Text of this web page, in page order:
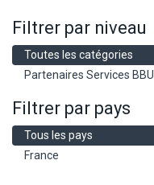
Filtrer par niveau
Toutes les catégories
Partenaires Services BBU
Filtrer par pays
Tous les pays
France